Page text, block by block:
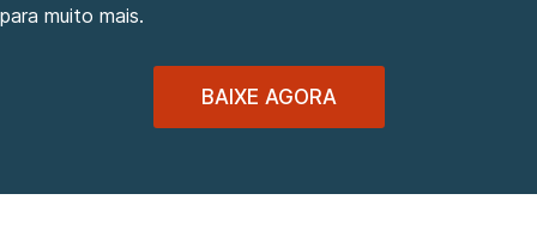
para muito mais.
BAIXE AGORA